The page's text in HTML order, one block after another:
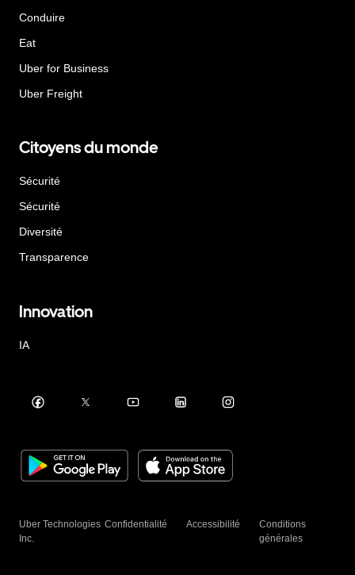
Conduire
Eat
Uber for Business
Uber Freight
Citoyens du monde
Sécurité
Sécurité
Diversité
Transparence
Innovation
IA
Uber Technologies
Inc.
Confidentialité Accessibilité
Conditions
générales